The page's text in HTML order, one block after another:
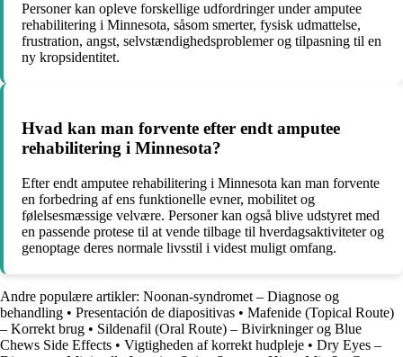
Personer kan opleve forskellige udfordringer under amputee
rehabilitering i Minnesota, såsom smerter, fysisk udmattelse,
frustration, angst, selvstændighedsproblemer og tilpasning til en
ny kropsidentitet.
Hvad kan man forvente efter endt amputee
rehabilitering i Minnesota?
Efter endt amputee rehabilitering i Minnesota kan man forvente
en forbedring af ens funktionelle evner, mobilitet og
følelsesmæssige velvære. Personer kan også blive udstyret med
en passende protese til at vende tilbage til hverdagsaktiviteter og
genoptage deres normale livsstil i videst muligt omfang.
Andre populære artikler: Noonan-syndromet – Diagnose og
behandling • Presentación de diapositivas • Mafenide (Topical Route)
– Korrekt brug • Sildenafil (Oral Route) – Bivirkninger og Blue
Chews Side Effects • Vigtigheden af korrekt hudpleje • Dry Eyes –